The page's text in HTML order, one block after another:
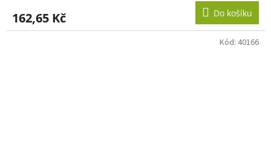
162,65 Kč Do košíku
Kód: 40166